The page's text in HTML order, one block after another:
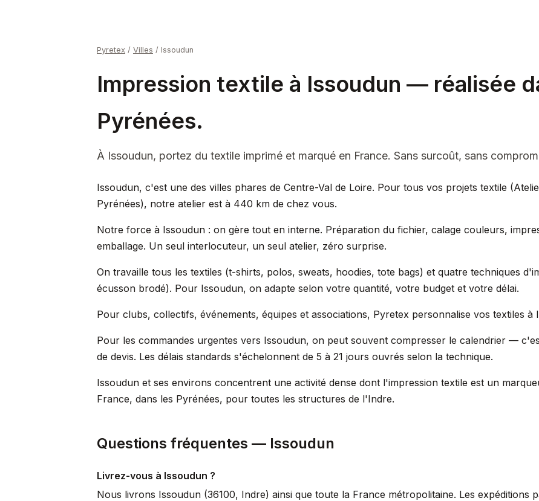
Pyretex / Villes / Issoudun
Impression textile à Issoudun — réalisée
Pyrénées.
À Issoudun, portez du textile imprimé et marqué en France. Sans surcoût, sans
Issoudun, c'est une des villes phares de Centre-Val de Loire. Pour tous vos projets textile
Pyrénées), notre atelier est à 440 km de chez vous.
Notre force à Issoudun : on gère tout en interne. Préparation du fichier, calage couleurs,
emballage. Un seul interlocuteur, un seul atelier, zéro surprise.
On travaille tous les textiles (t-shirts, polos, sweats, hoodies, tote bags) et quatre techniques
écusson brodé). Pour Issoudun, on adapte selon votre quantité, votre budget et votre délai.
Pour clubs, collectifs, événements, équipes et associations, Pyretex personnalise vos textiles à
Pour les commandes urgentes vers Issoudun, on peut souvent compresser le calendrier —
de devis. Les délais standards s'échelonnent de 5 à 21 jours ouvrés selon la technique.
Issoudun et ses environs concentrent une activité dense dont l'impression textile est un
France, dans les Pyrénées, pour toutes les structures de l'Indre.
Questions fréquentes — Issoudun
Livrez-vous à Issoudun ?
Nous livrons Issoudun (36100, Indre) ainsi que toute la France métropolitaine. Les expéditions